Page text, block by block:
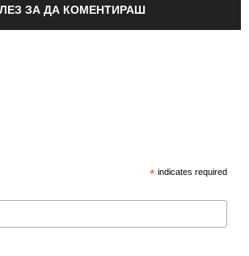
ЗА ДА КОМЕНТИРАШ
* indicates required